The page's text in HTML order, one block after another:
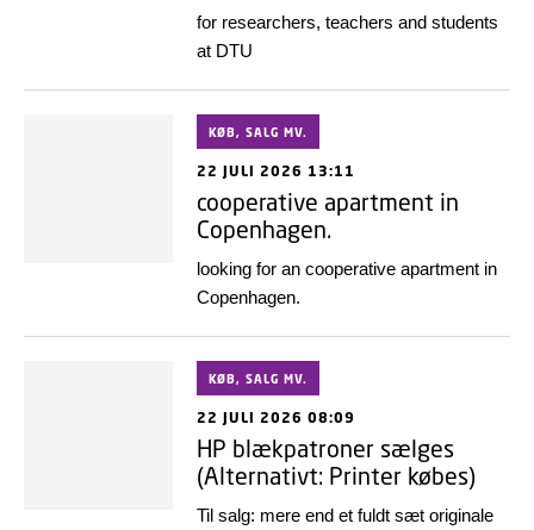
for researchers, teachers and students
at DTU
KØB, SALG MV.
22 JULI 2026 13:11
cooperative apartment in
Copenhagen.
looking for an cooperative apartment in
Copenhagen.
KØB, SALG MV.
22 JULI 2026 08:09
HP blækpatroner sælges
(Alternativt: Printer købes)
Til salg: mere end et fuldt sæt originale